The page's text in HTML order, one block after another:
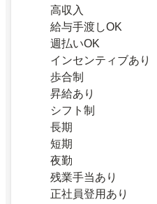
高収入
給与手渡しOK
週払いOK
インセンティブあり
歩合制
昇給あり
シフト制
長期
短期
夜勤
残業手当あり
正社員登用あり